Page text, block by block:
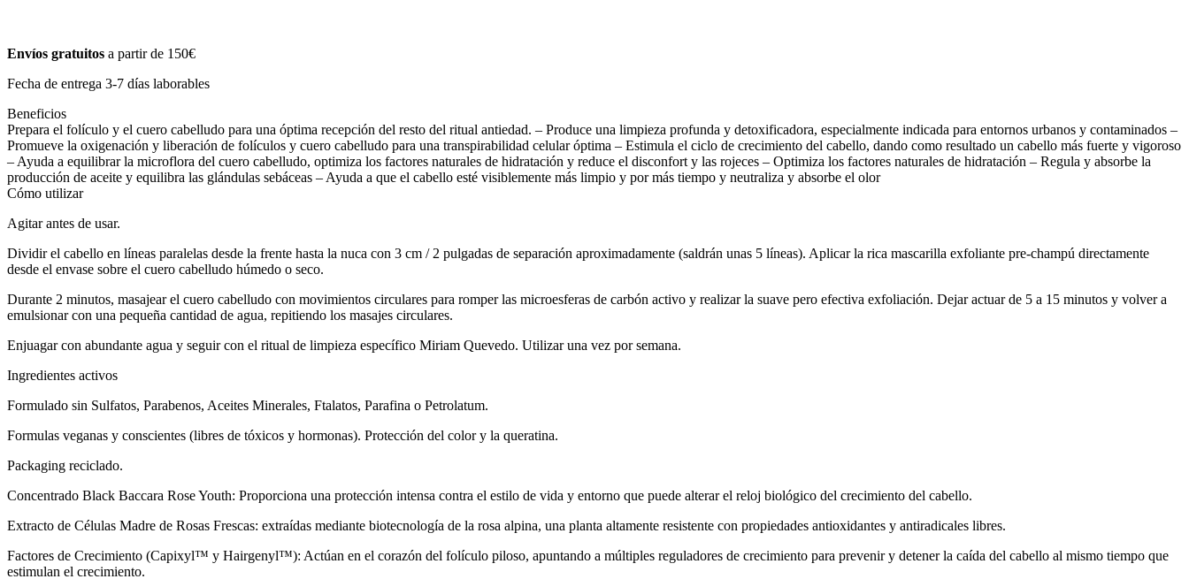
Envíos gratuitos a partir de 150€
Fecha de entrega 3-7 días laborables
Beneficios
Prepara el folículo y el cuero cabelludo para una óptima recepción del resto del ritual antiedad. – Produce una limpieza profunda y detoxificadora, especialmente indicada para entornos urbanos y contaminados –
Promueve la oxigenación y liberación de folículos y cuero cabelludo para una transpirabilidad celular óptima – Estimula el ciclo de crecimiento del cabello, dando como resultado un cabello más fuerte y vigoroso
– Ayuda a equilibrar la microflora del cuero cabelludo, optimiza los factores naturales de hidratación y reduce el disconfort y las rojeces – Optimiza los factores naturales de hidratación – Regula y absorbe la
producción de aceite y equilibra las glándulas sebáceas – Ayuda a que el cabello esté visiblemente más limpio y por más tiempo y neutraliza y absorbe el olor
Cómo utilizar
Agitar antes de usar.
Dividir el cabello en líneas paralelas desde la frente hasta la nuca con 3 cm / 2 pulgadas de separación aproximadamente (saldrán unas 5 líneas). Aplicar la rica mascarilla exfoliante pre-champú directamente
desde el envase sobre el cuero cabelludo húmedo o seco.
Durante 2 minutos, masajear el cuero cabelludo con movimientos circulares para romper las microesferas de carbón activo y realizar la suave pero efectiva exfoliación. Dejar actuar de 5 a 15 minutos y volver a
emulsionar con una pequeña cantidad de agua, repitiendo los masajes circulares.
Enjuagar con abundante agua y seguir con el ritual de limpieza específico Miriam Quevedo. Utilizar una vez por semana.
Ingredientes activos
Formulado sin Sulfatos, Parabenos, Aceites Minerales, Ftalatos, Parafina o Petrolatum.
Formulas veganas y conscientes (libres de tóxicos y hormonas). Protección del color y la queratina.
Packaging reciclado.
Concentrado Black Baccara Rose Youth: Proporciona una protección intensa contra el estilo de vida y entorno que puede alterar el reloj biológico del crecimiento del cabello.
Extracto de Células Madre de Rosas Frescas: extraídas mediante biotecnología de la rosa alpina, una planta altamente resistente con propiedades antioxidantes y antiradicales libres.
Factores de Crecimiento (Capixyl™ y Hairgenyl™): Actúan en el corazón del folículo piloso, apuntando a múltiples reguladores de crecimiento para prevenir y detener la caída del cabello al mismo tiempo que
estimulan el crecimiento.